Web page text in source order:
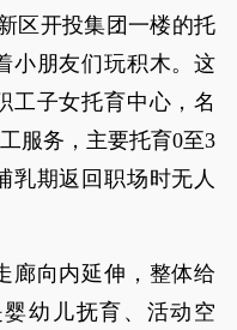
区开投集团一楼的托
小朋友们玩积木。这
工子女托育中心，名
服务，主要托育0至3
乳期返回职场时无人
廊向内延伸，整体给
幼儿抚育、活动空